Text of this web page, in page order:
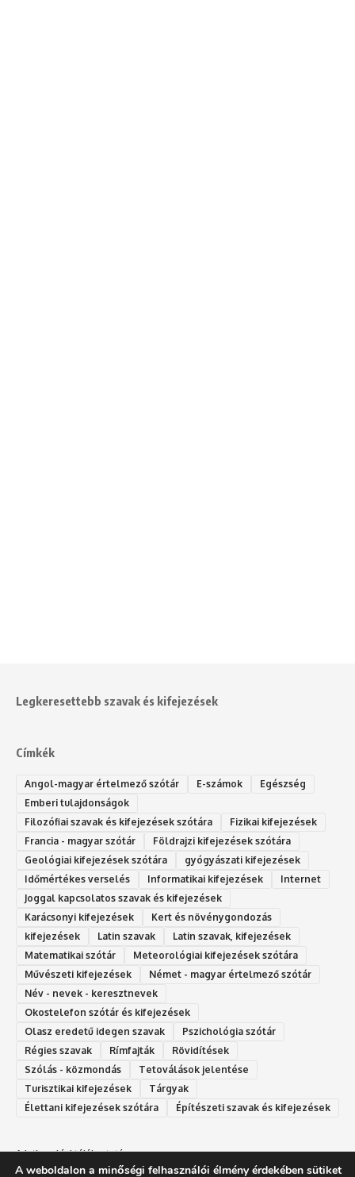
Legkeresettebb szavak és kifejezések
Címkék
Angol-magyar értelmező szótár E-számok
Egészség
Emberi tulajdonságok
Filozófiai szavak és kifejezések szótára
Fizikai kifejezések
Francia - magyar szótár
Földrajzi kifejezések szótára
Geológiai kifejezések szótára
gyógyászati kifejezések
Időmértékes verselés
Informatikai kifejezések
Internet
Joggal kapcsolatos szavak és kifejezések
Karácsonyi kifejezések
Kert és növénygondozás
kifejezések
Latin szavak
Latin szavak, kifejezések
Matematikai szótár
Meteorológiai kifejezések szótára
Művészeti kifejezések
Német - magyar értelmező szótár
Név - nevek - keresztnevek
Okostelefon szótár és kifejezések
Olasz eredetű idegen szavak
Ps‮gólohciz‬ia s‮átóz‬r
Régies szavak
Rímfajták
Rövidítések
Szólás - közmondás
Tetoválások jelentése
Turisztikai kifejezések
Tárgyak
Élettani kifejezések szótára
Építészeti szavak és kifejezések
Adatkezelési tájékoztató
A weboldalon a minőségi felhasználói élmény érdekében sütiket